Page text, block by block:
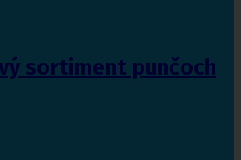
sortiment punčoch